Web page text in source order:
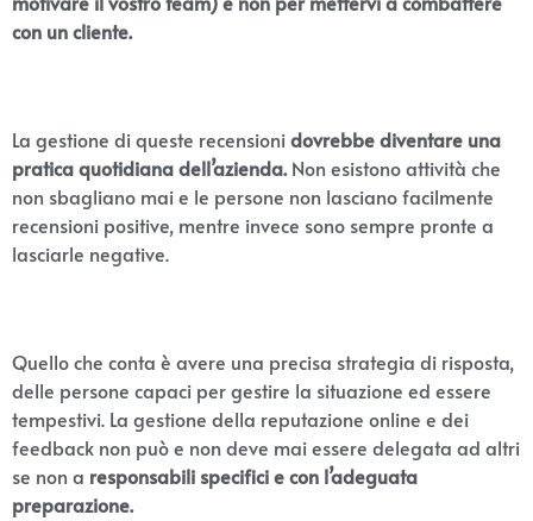
con un cliente.
La gestione di queste recensionidovrebbe diventare una
pratica quotidiana dell’azienda.Non esistono attività che
non sbagliano mai e le persone non lasciano facilmente
recensioni positive, mentre invece sono sempre pronte a
lasciarle negative.
Quello che conta è avere una precisa strategia di risposta,
delle persone capaci per gestire la situazione ed essere
tempestivi. La gestione della reputazione online e dei
feedback non può e non deve mai essere delegata ad altri
se non a responsabili specifici e con l’adeguata
preparazione.